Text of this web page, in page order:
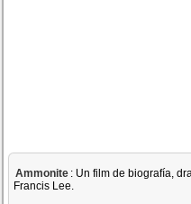
Ammonite : Un film de biografía,
Francis Lee.